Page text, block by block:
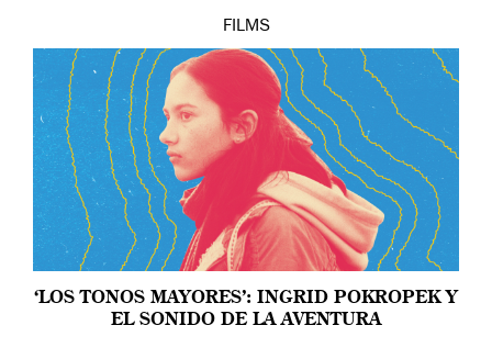
FILMS
‘LOS TONOS MAYORES’: INGRID POKROPEK Y
EL SONIDO DE LA AVENTURA